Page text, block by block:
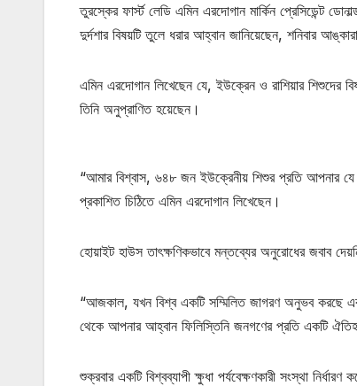
তুরস্কের ফার্স্ট লেডি এমিন এরদোগান মার্কিন প্রেসিডেন্ট
দুর্দশার বিষয়টি তুলে ধরার আহ্বান জানিয়েছেন, শনিবার
এমিন এরদোগান লিখেছেন যে, ইউক্রেন ও রাশিয়ার শিশুদের
তিনি অনুপ্রাণিত হয়েছেন।
“আমার বিশ্বাস, ৬৪৮ জন ইউক্রেনীয় শিশুর প্রতি আপনার যে
প্রকাশিত চিঠিতে এমিন এরদোগান লিখেছেন।
হোয়াইট হাউস তাৎক্ষণিকভাবে মন্তব্যের অনুরোধের জবাব
“আজকাল, যখন বিশ্ব একটি সম্মিলিত জাগরণ অনুভব করছে
থেকে আপনার আহ্বান ফিলিস্তিনি জনগণের প্রতি একটি
শুক্রবার একটি বিশ্বব্যাপী ক্ষুধা পর্যবেক্ষণকারী সংস্থা